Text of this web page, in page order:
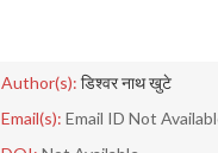
Author(s): डिश्वर नाथ खुटे
Email(s): Email ID Not